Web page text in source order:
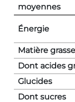
moyennes
Énergie
Matière grasse
Dont acides
Glucides
Dont sucres